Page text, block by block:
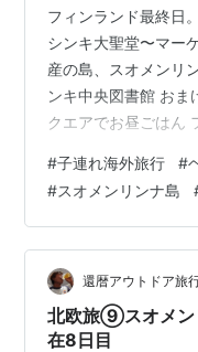
フィンランド最終日
シンキ大聖堂〜マー
産の島、スオメンリ
ンキ中央図書館 おま
クエアでお昼ごはん
マーケットをのぞい
らヘルシンキに戻っ
daysチケットを購入
までのフェリーもそ
日も快晴です。 マー
る店、食事やコーヒ
#子連れ海外旅行 #
#スオメンリンナ島
還暦アウトドア旅
北欧旅⑨スオメン
在8日目